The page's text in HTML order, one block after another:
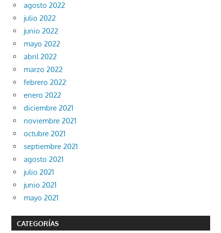
agosto 2022
julio 2022
junio 2022
mayo 2022
abril 2022
marzo 2022
febrero 2022
enero 2022
diciembre 2021
noviembre 2021
octubre 2021
septiembre 2021
agosto 2021
julio 2021
junio 2021
mayo 2021
CATEGORÍAS